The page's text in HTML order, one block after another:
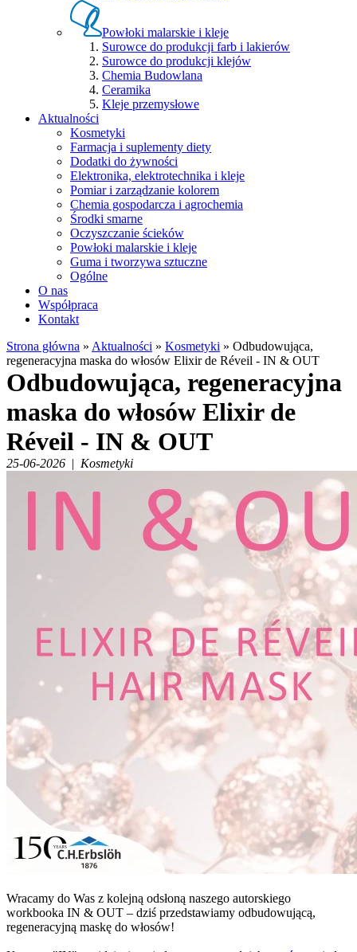
Powłoki malarskie i kleje
Surowce do produkcji farb i lakierów
Surowce do produkcji klejów
Chemia Budowlana
Ceramika
Kleje przemysłowe
Aktualności
Kosmetyki
Farmacja i suplementy diety
Dodatki do żywności
Elektronika, elektrotechnika i kleje
Pomiar i zarządzanie kolorem
Chemia gospodarcza i agrochemia
Środki smarne
Oczyszczanie ścieków
Powłoki malarskie i kleje
Guma i tworzywa sztuczne
Ogólne
O nas
Współpraca
Kontakt
Strona główna » Aktualności » Kosmetyki » Odbudowująca,
regeneracyjna maska do włosów Elixir de Réveil - IN & OUT
Odbudowująca, regeneracyjna
maska do włosów Elixir de
Réveil - IN & OUT
25-06-2026 | Kosmetyki
Wracamy do Was z kolejną odsłoną naszego autorskiego
workbooka IN & OUT – dziś przedstawiamy odbudowującą,
regeneracyjną maskę do włosów!